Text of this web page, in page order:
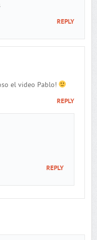
REPLY
el video Pablo!
REPLY
REPLY